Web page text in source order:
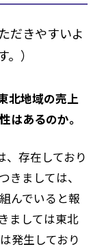
だきやすいよ
）
北地域の売上
はあるのか。
、存在しており
きましては、
んでいると報
ましては東北
発生しており